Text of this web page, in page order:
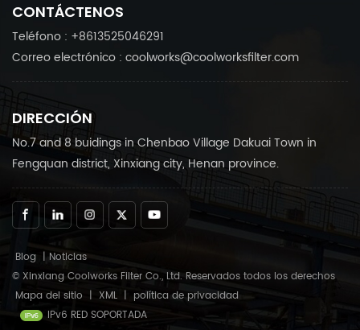
CONTÁCTENOS
Teléfono : +8613525046291
Correo electrónico : coolworks@coolworksfilter.com
DIRECCIÓN
No.7 and 8 buidings in Chenbao Village Dakuai Town in
Fengquan district, Xinxiang city, Henan province.
Blog | Noticias
© Xinxiang Coolworks Filter Co., Ltd. Reservados todos los derechos
Mapa del sitio | XML | política de privacidad
IPv6 RED SOPORTADA